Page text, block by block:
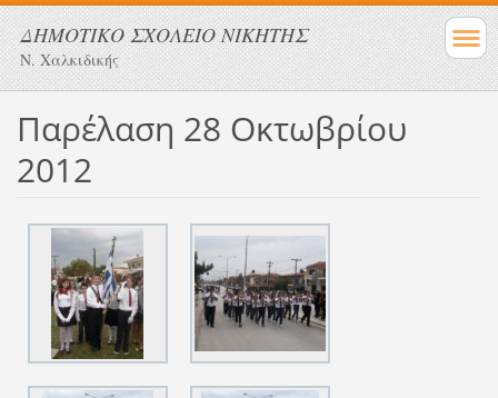
ΔΗΜΟΤΙΚΟ ΣΧΟΛΕΙΟ ΝΙΚΗΤΗΣ
Ν. Χαλκιδικής
Παρέλαση 28 Οκτωβρίου
2012